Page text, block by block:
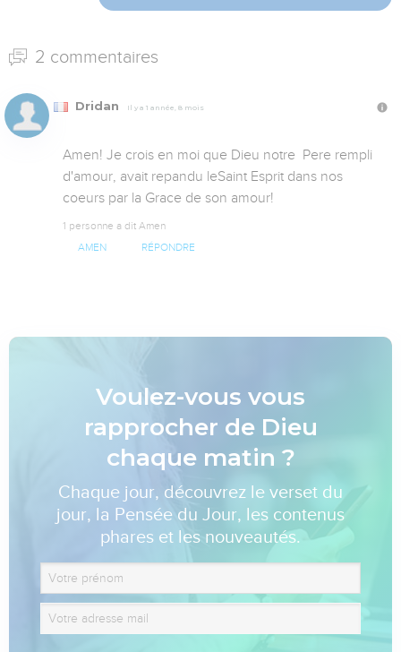
2 commentaires
Dridan Il y a 1 année, 8 mois
Amen! Je crois en moi que Dieu notre  Pere rempli
d'amour, avait repandu leSaint Esprit dans nos
coeurs par la Grace de son amour!
1 personne a dit Amen
AMEN RÉPONDRE
Voulez-vous vous
rapprocher de Dieu
chaque matin ?
Chaque jour, découvrez le verset du
jour, la Pensée du Jour, les contenus
phares et les nouveautés.